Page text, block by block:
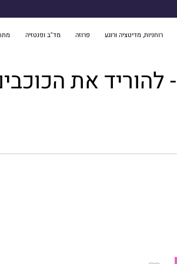
רוחניות, מדיטציה ורוגע פרוזה מד"ב ופנטזיה